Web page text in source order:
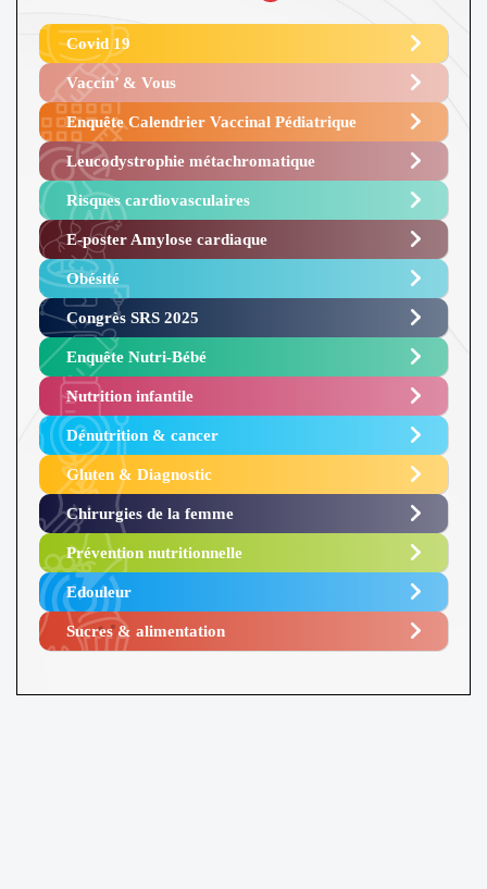
Covid 19
Vaccin’ & Vous
Enquête Calendrier Vaccinal Pédiatrique
Leucodystrophie métachromatique
Risques cardiovasculaires
E-poster Amylose cardiaque ​
Obésité ​
Congrès SRS 2025 ​
Enquête Nutri-Bébé ​
Nutrition infantile
Dénutrition & cancer
Gluten & Diagnostic
Chirurgies de la femme
Prévention nutritionnelle
Edouleur​
Sucres & alimentation​